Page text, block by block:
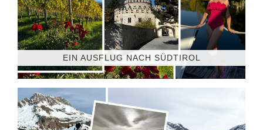
EIN AUSFLUG NACH SÜDTIROL